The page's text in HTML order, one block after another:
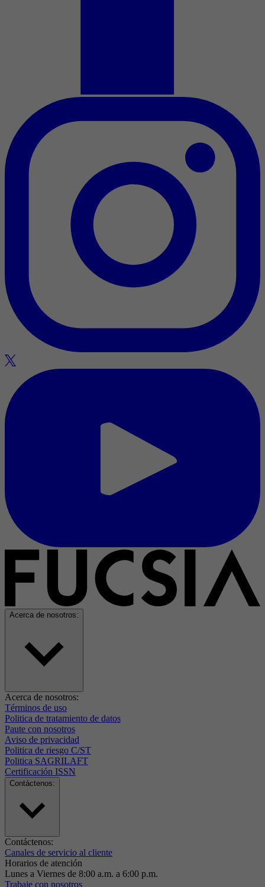
Acerca de nosotros:
Acerca de nosotros:
Términos de uso
Politica de tratamiento de datos
Paute con nosotros
Aviso de privacidad
Politica de riesgo C/ST
Politica SAGRILAFT
Certificación ISSN
Contáctenos:
Contáctenos:
Canales de servicio al cliente
Horarios de atención
Lunes a Viernes de 8:00 a.m. a 6:00 p.m.
Trabaje con nosotros